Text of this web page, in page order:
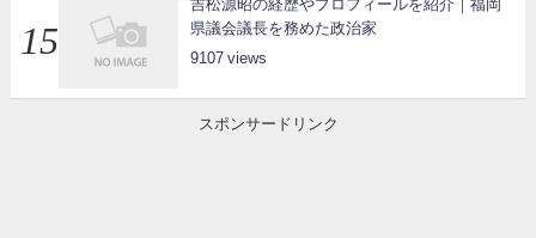
吉松源昭の経歴やプロフィールを紹介｜福岡
県議会議長を務めた政治家
9107
スポンサードリンク